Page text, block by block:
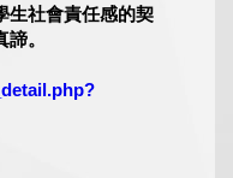
生社會責任感的契
。